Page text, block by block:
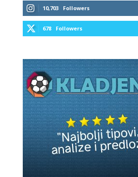
10,703 Followers
678 Followers